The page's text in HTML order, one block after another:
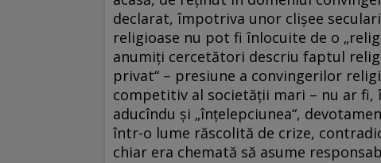
declarat, împotriva unor clişee
religioase nu pot fi înlocuite de o
anumiţi cercetători descriu faptul
privat“ – presiune a convingerilor
competitiv al societăţii mari – nu ar fi,
aducîndu şi „înţelepciunea“,
într-o lume răscolită de crize,
chiar era chemată să asume